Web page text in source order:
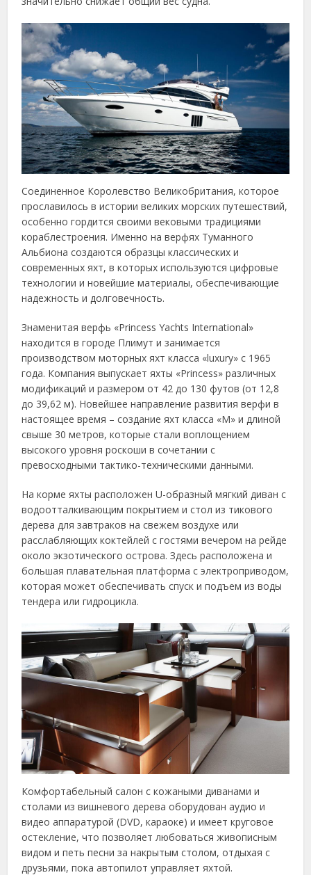
Соединенное Королевство Великобритания, которое
прославилось в истории великих морских путешествий,
особенно гордится своими вековыми традициями
кораблестроения. Именно на верфях Туманного
Альбиона создаются образцы классических и
современных яхт, в которых используются цифровые
технологии и новейшие материалы, обеспечивающие
надежность и долговечность.
Знаменитая верфь «Princess Yachts International»
находится в городе Плимут и занимается
производством моторных яхт класса «luxury» с 1965
года. Компания выпускает яхты «Princess» различных
модификаций и размером от 42 до 130 футов (от 12,8
до 39,62 м). Новейшее направление развития верфи в
настоящее время – создание яхт класса «М» и длиной
свыше 30 метров, которые стали воплощением
высокого уровня роскоши в сочетании с
превосходными тактико-техническими данными.
На корме яхты расположен U-образный мягкий диван с
водоотталкивающим покрытием и стол из тикового
дерева для завтраков на свежем воздухе или
расслабляющих коктейлей с гостями вечером на рейде
около экзотического острова. Здесь расположена и
большая плавательная платформа с электроприводом,
которая может обеспечивать спуск и подъем из воды
тендера или гидроцикла.
Комфортабельный салон с кожаными диванами и
столами из вишневого дерева оборудован аудио и
видео аппаратурой (DVD, караоке) и имеет круговое
остекление, что позволяет любоваться живописным
видом и петь песни за накрытым столом, отдыхая с
друзьями, пока автопилот управляет яхтой.